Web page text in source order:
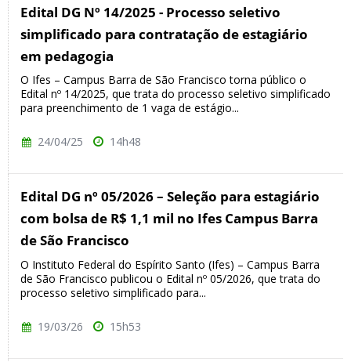
Edital DG Nº 14/2025 - Processo seletivo
simplificado para contratação de estagiário
em pedagogia
O Ifes – Campus Barra de São Francisco torna público o
Edital nº 14/2025, que trata do processo seletivo simplificado
para preenchimento de 1 vaga de estágio...
24/04/25 14h48
Edital DG nº 05/2026 – Seleção para estagiário
com bolsa de R$ 1,1 mil no Ifes Campus Barra
de São Francisco
O Instituto Federal do Espírito Santo (Ifes) – Campus Barra
de São Francisco publicou o Edital nº 05/2026, que trata do
processo seletivo simplificado para...
19/03/26 15h53